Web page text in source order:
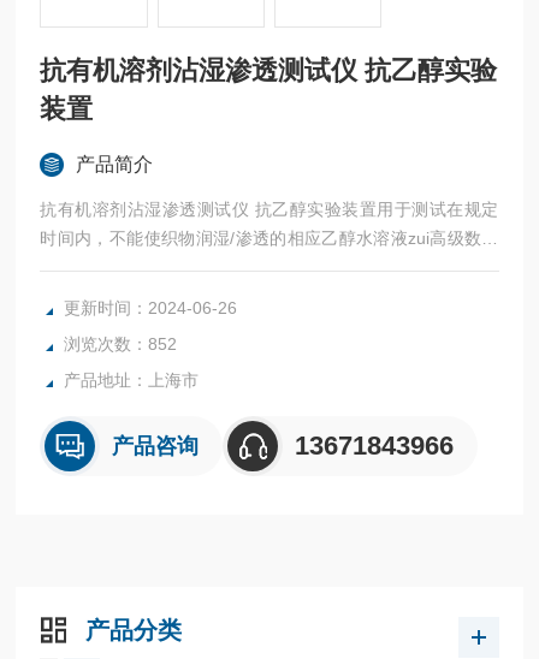
抗有机溶剂沾湿渗透测试仪 抗乙醇实验
装置
产品简介
抗有机溶剂沾湿渗透测试仪 抗乙醇实验装置用于测试在规定
时间内，不能使织物润湿/渗透的相应乙醇水溶液zui高级数，
来评估纺织品的抗乙醇等有机溶剂的沾湿和渗透性能的试验方
更新时间：2024-06-26
浏览次数：852
产品地址：上海市
产品咨询 13671843966
产品分类